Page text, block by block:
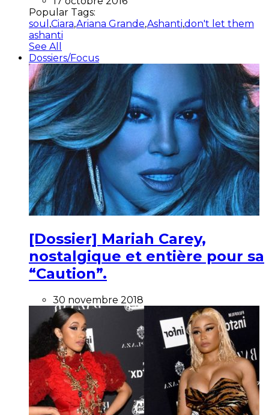
Popular Tags:
soul ,Ciara,Ariana Grande,Ashanti,don't let them
ashanti
See All
Dossiers/Focus
[Dossier] Mariah Carey,
nostalgique et entière pour sa
“Caution”.
30 novembre 2018